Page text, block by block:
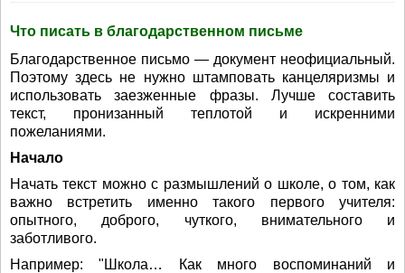
Что писать в благодарственном письме
Благодарственное письмо — документ неофициальный.
Поэтому здесь не нужно штамповать канцеляризмы и
использовать заезженные фразы. Лучше составить
текст, пронизанный теплотой и искренними
пожеланиями.
Начало
Начать текст можно с размышлений о школе, о том, как
важно встретить именно такого первого учителя:
опытного, доброго, чуткого, внимательного и
заботливого.
Например: "Школа… Как много воспоминаний и